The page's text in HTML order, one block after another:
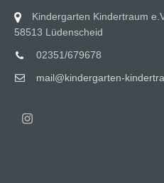
Kindergarten Kindertraum
58513 Lüdenscheid
02351/679678
mail@kindergarten-